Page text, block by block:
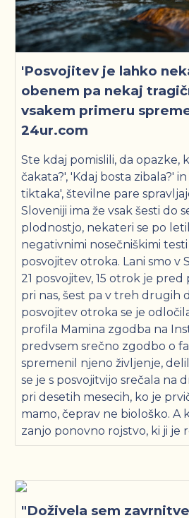
'Posvojitev je lahko
obenem pa nekaj
vsakem primeru
24ur.com
Ste kdaj pomislili, da opazke,
čakata?', 'Kdaj bosta zibala?'
tiktaka', številne pare
Sloveniji ima že vsak šesti do
plodnostjo, nekateri se po
negativnimi nosečniškimi
posvojitev otroka. Lani smo v
21 posvojitev, 15 otrok je pred
pri nas, šest pa v treh drugih
posvojitev otroka se je
profila Mamina zgodba na
predvsem srečno zgodbo o
spremenil njeno življenje,
se je s posvojitvijo srečala na
pri desetih mesecih, ko je
mamo, čeprav ne biološko. A
zanjo ponovno rojstvo, ki ji je
"Doživela sem